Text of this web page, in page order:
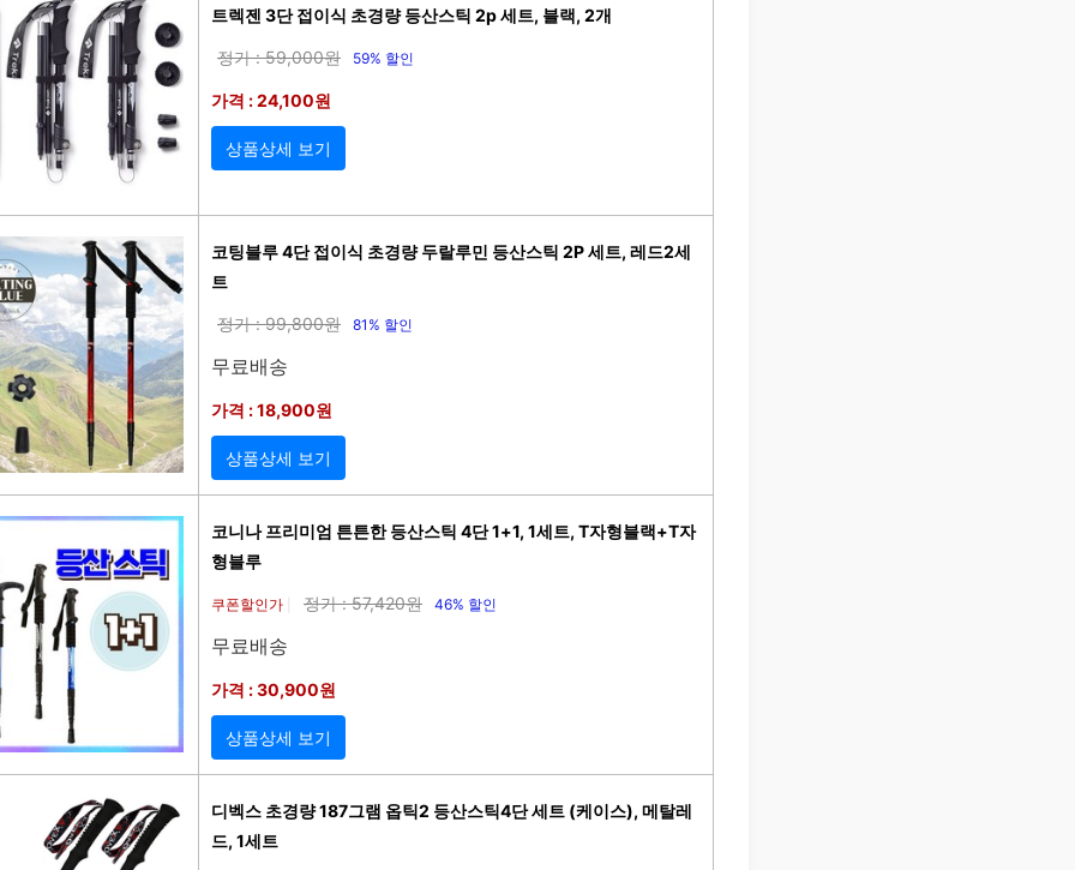
트렉젠 3단 접이식 초경량 등산스틱 2p 세트, 블랙, 2개
정가 : 59,000원 59% 할인
가격 : 24,100원
상품상세 보기
코팅블루 4단 접이식 초경량 두랄루민 등산스틱 2P 세트, 레드2세
트
정가 : 99,800원 81% 할인
무료배송
가격 : 18,900원
상품상세 보기
코니나 프리미엄 튼튼한 등산스틱 4단 1+1, 1세트, T자형블랙+T자
형블루
쿠폰할인가 정가 : 57,420원 46% 할인
무료배송
가격 : 30,900원
상품상세 보기
디벡스 초경량 187그램 옵틱2 등산스틱4단 세트 (케이스), 메탈레
드, 1세트